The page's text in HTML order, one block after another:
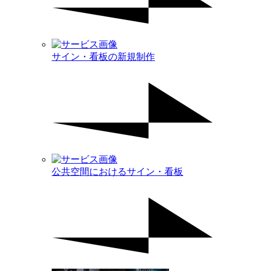
サイン・看板の新規制作
公共空間におけるサイン・看板